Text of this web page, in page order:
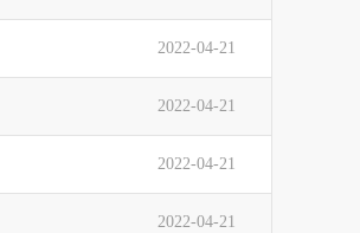
2022-04-21
2022-04-21
2022-04-21
2022-04-21